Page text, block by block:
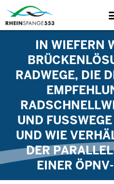
IN WIEFERN
RADWEGE, DIE
UND FUSSWEGE
ND WIE
ER
INER ÖPNV-